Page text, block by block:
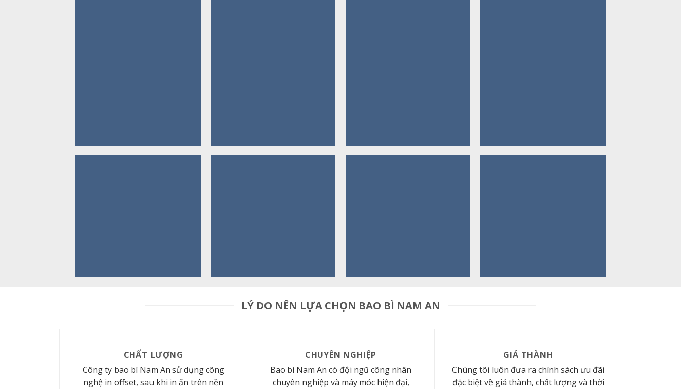
LÝ DO NÊN LỰA CHỌN BAO BÌ NAM AN
CHẤT LƯỢNG
Công ty bao bì Nam An sử dụng công
nghệ in offset, sau khi in ấn trên nền
CHUYÊN NGHIỆP
Bao bì Nam An có đội ngũ công nhân
chuyên nghiệp và máy móc hiện đại,
GIÁ THÀNH
Chúng tôi luôn đưa ra chính sách ưu đãi
đặc biệt về giá thành, chất lượng và thời